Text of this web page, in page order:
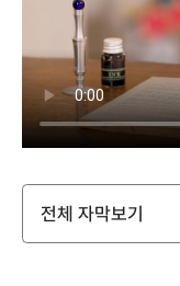
전체 자막보기